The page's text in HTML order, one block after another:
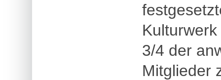
3/4 der
Mitglieder